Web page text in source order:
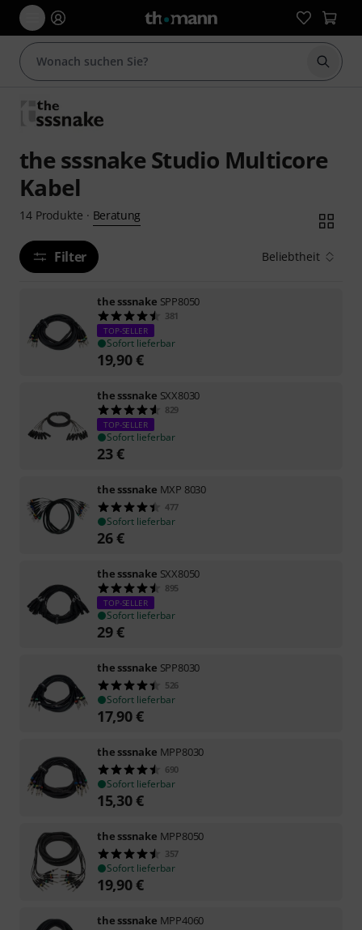
Suche
the sssnake Studio Multicore
Kabel
14 Produkte · Beratung
Filter Beliebtheit
the sssnake SPP8050
381
TOP-SELLER
Sofort lieferbar
19,90€
the sssnake SXX8030
829
TOP-SELLER
Sofort lieferbar
23€
the sssnake MXP 8030
477
Sofort lieferbar
26€
the sssnake SXX8050
895
TOP-SELLER
Sofort lieferbar
29€
the sssnake SPP8030
526
Sofort lieferbar
17,90€
the sssnake MPP8030
690
Sofort lieferbar
15,30€
the sssnake MPP8050
357
Sofort lieferbar
19,90€
the sssnake MPP4060